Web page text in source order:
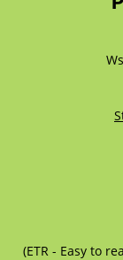
(ETR - Easy to